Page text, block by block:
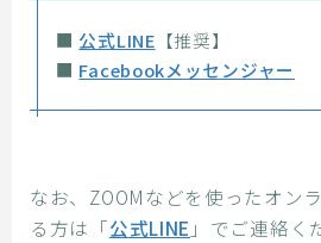
■ 公式LINE 【推奨】
■ Facebookメッセンジャー
なお、ZOOMなどを使ったオン
る方は「公式LINE 」でご連絡く